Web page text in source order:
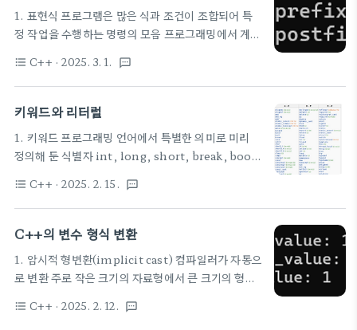
b 미만: a 이하: a 3) 논리 연산자 논리 AND(둘 다
true일때만 true) : a && b 논리 OR(둘 중 하나만
true여도 true이고 둘 다 false일때만 false) : a ||
1. 표현식 프로그램은 많은 식과 조건이 조합되어 특
정 작업을 수행하는 명령의 모음 프로그래밍에서 계산
행하는 것이 목적이므로, 항상 결과를 가진다 따라서
대부분의 표현식은 여러개의 피연산자와 연산자로 구
성 연산자는 연산의 종류를 결정하고 피연산자는 연산
피연산자 +는 연산자 2. 상수 표현식 상수로만 이뤄
진 단순한 표현식 상수는 1, 12.345, 'A'같이 변하지
않는 값 3. 단항 연산자 표현식 연산자와 피연산자가
등이 모두 포함 부호 연산자: +a, -a 증감 연산자:
++a,..
format_list_bulleted C++ · 2025. 3. 1. textsms
키워드와 리터럴
1. 키워드 프로그래밍 언어에서 특별한 의미로 미리
정의해 둔 식별자 int, long, short, break, bool,
등 데이터 형식부터 using, return 등 여러 문법들
이 키워드 변수, 함수, 클래스 등 식별자를 정의할
때 미리 정의된 키워드와 똑같은 이름으로는 만들 수
는 대소문자, 숫자, 문자로만 구성할 수 있다 3) 식별
자는 대소문자, _(밑줄)로만 시작해야한다. 숫자로는
시작할 수 없다 4) 대문자와 소문자를 구별한다.
format_list_bulleted C++ · 2025. 2. 15. textsms
C++의 변수 형식 변환
1. 암시적 형변환(implicit cast) 컴파일러가 자동으
로 변환 주로 작은 크기의 자료형에서 큰 크기의 형식
main(){ float float_value = 1.5f; // 원본 데이
format_list_bulleted C++ · 2025. 2. 12. textsms